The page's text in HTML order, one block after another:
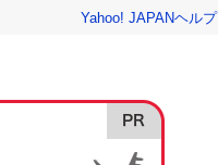
Yahoo! JAPANヘルプ